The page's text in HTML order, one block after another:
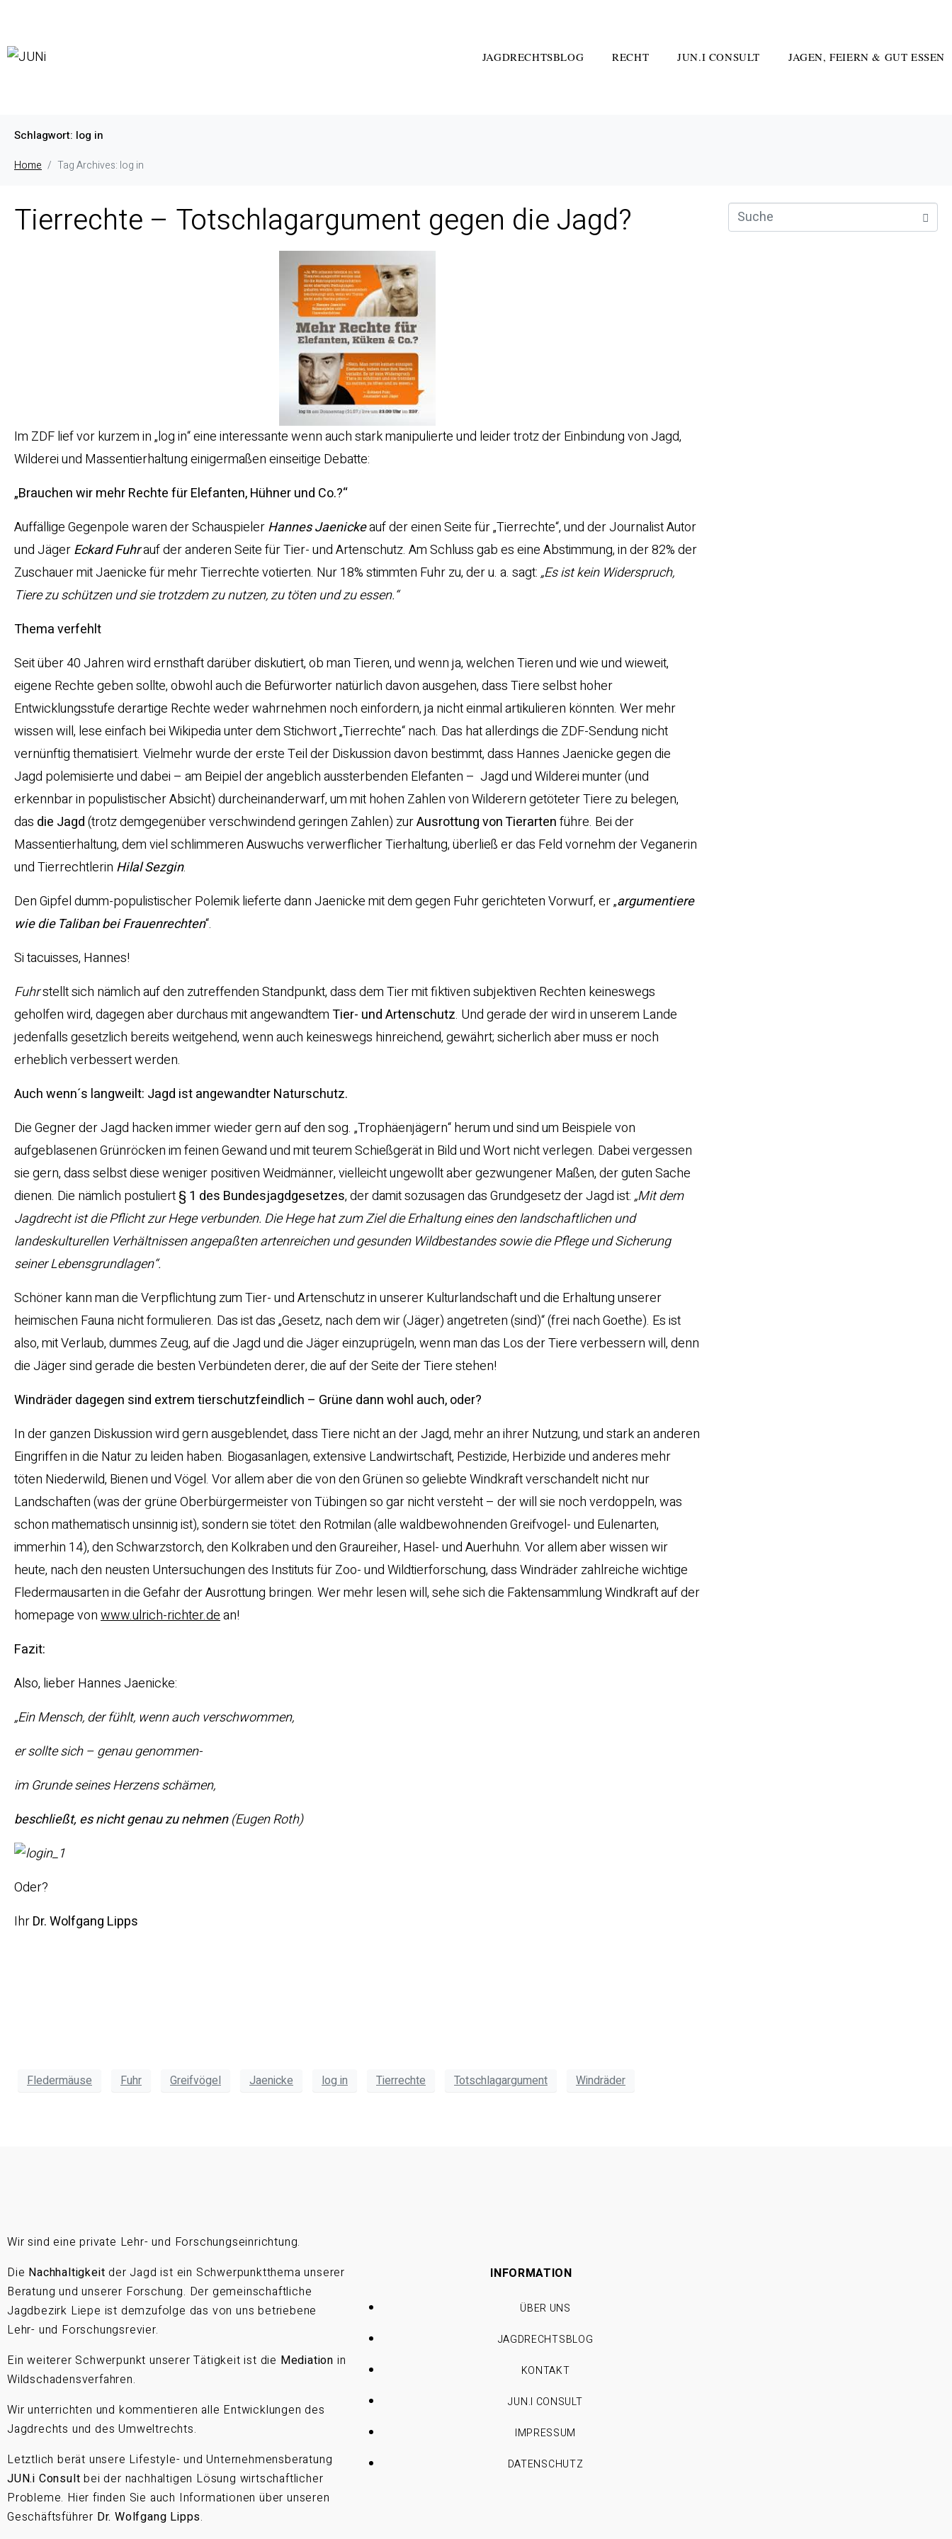
JAGDRECHTSBLOG RECHT JUN.I CONSULT JAGEN, FEIERN & GUT ESSEN
Schlagwort: log in
Home Tag Archives: log in
Tierrechte – Totschlagargument gegen die Jagd?
Im ZDF lief vor kurzem in „log in“ eine interessante wenn auch stark manipulierte und leider trotz der Einbindung von Jagd,
Wilderei und Massentierhaltung einigermaßen einseitige Debatte:
„Brauchen wir mehr Rechte für Elefanten, Hühner und Co.?“
Auffällige Gegenpole waren der SchauspielerHannes Jaenickeauf der einen Seite für „Tierrechte“, und der Journalist Autor
und JägerEckard Fuhrauf der anderen Seite für Tier- und Artenschutz. Am Schluss gab es eine Abstimmung, in der 82% der
Zuschauer mit Jaenicke für mehr Tierrechte votierten. Nur 18% stimmten Fuhr zu, der u. a. sagt:„Es ist kein Widerspruch,
Tiere zu schützen und sie trotzdem zu nutzen, zu töten und zu essen.“
Thema verfehlt
Seit über 40 Jahren wird ernsthaft darüber diskutiert, ob man Tieren, und wenn ja, welchen Tieren und wie und wieweit,
eigene Rechte geben sollte, obwohl auch die Befürworter natürlich davon ausgehen, dass Tiere selbst hoher
Entwicklungsstufe derartige Rechte weder wahrnehmen noch einfordern, ja nicht einmal artikulieren könnten. Wer mehr
wissen will, lese einfach bei Wikipedia unter dem Stichwort „Tierrechte“ nach. Das hat allerdings die ZDF-Sendung nicht
vernünftig thematisiert. Vielmehr wurde der erste Teil der Diskussion davon bestimmt, dass Hannes Jaenicke gegen die
Jagd polemisierte und dabei – am Beipiel der angeblich aussterbenden Elefanten – Jagd und Wilderei munter (und
erkennbar in populistischer Absicht) durcheinanderwarf, um mit hohen Zahlen von Wilderern getöteter Tiere zu belegen,
das die Jagd(trotz demgegenüber verschwindend geringen Zahlen) zurAusrottung von Tierartenführe. Bei der
Massentierhaltung, dem viel schlimmeren Auswuchs verwerflicher Tierhaltung, überließ er das Feld vornehm der Veganerin
und Tierrechtlerin Hilal Sezgin.
Den Gipfel dumm-populistischer Polemik lieferte dann Jaenicke mit dem gegen Fuhr gerichteten Vorwurf, er „argumentiere
wie die Taliban bei Frauenrechten“.
Si tacuisses, Hannes!
Fuhrstellt sich nämlich auf den zutreffenden Standpunkt, dass dem Tier mit fiktiven subjektiven Rechten keineswegs
geholfen wird, dagegen aber durchaus mit angewandtemTier- und Artenschutz. Und gerade der wird in unserem Lande
jedenfalls gesetzlich bereits weitgehend, wenn auch keineswegs hinreichend, gewährt; sicherlich aber muss er noch
erheblich verbessert werden.
Auch wenn´s langweilt: Jagd ist angewandter Naturschutz.
Die Gegner der Jagd hacken immer wieder gern auf den sog. „Trophäenjägern“ herum und sind um Beispiele von
aufgeblasenen Grünröcken im feinen Gewand und mit teurem Schießgerät in Bild und Wort nicht verlegen. Dabei vergessen
sie gern, dass selbst diese weniger positiven Weidmänner, vielleicht ungewollt aber gezwungener Maßen, der guten Sache
dienen. Die nämlich postuliert§ 1 des Bundesjagdgesetzes, der damit sozusagen das Grundgesetz der Jagd ist:„Mit dem
Jagdrecht ist die Pflicht zur Hege verbunden. Die Hege hat zum Ziel die Erhaltung eines den landschaftlichen und
landeskulturellen Verhältnissen angepaßten artenreichen und gesunden Wildbestandes sowie die Pflege und Sicherung
seiner Lebensgrundlagen“.
Schöner kann man die Verpflichtung zum Tier- und Artenschutz in unserer Kulturlandschaft und die Erhaltung unserer
heimischen Fauna nicht formulieren. Das ist das „Gesetz, nach dem wir (Jäger) angetreten (sind)“ (frei nach Goethe). Es ist
also, mit Verlaub, dummes Zeug, auf die Jagd und die Jäger einzuprügeln, wenn man das Los der Tiere verbessern will, denn
die Jäger sind gerade die besten Verbündeten derer, die auf der Seite der Tiere stehen!
Windräder dagegen sind extrem tierschutzfeindlich – Grüne dann wohl auch, oder?
In der ganzen Diskussion wird gern ausgeblendet, dass Tiere nicht an der Jagd, mehr an ihrer Nutzung, und stark an anderen
Eingriffen in die Natur zu leiden haben. Biogasanlagen, extensive Landwirtschaft, Pestizide, Herbizide und anderes mehr
töten Niederwild, Bienen und Vögel. Vor allem aber die von den Grünen so geliebte Windkraft verschandelt nicht nur
Landschaften (was der grüne Oberbürgermeister von Tübingen so gar nicht versteht – der will sie noch verdoppeln, was
schon mathematisch unsinnig ist), sondern sie tötet: den Rotmilan (alle waldbewohnenden Greifvogel- und Eulenarten,
immerhin 14), den Schwarzstorch, den Kolkraben und den Graureiher, Hasel- und Auerhuhn. Vor allem aber wissen wir
heute, nach den neusten Untersuchungen des Instituts für Zoo- und Wildtierforschung, dass Windräder zahlreiche wichtige
Fledermausarten in die Gefahr der Ausrottung bringen. Wer mehr lesen will, sehe sich die Faktensammlung Windkraft auf der
homepage vonwww.ulrich-richter.dean!
Fazit:
Also, lieber Hannes Jaenicke:
„Ein Mensch, der fühlt, wenn auch verschwommen,
er sollte sich – genau genommen-
im Grunde seines Herzens schämen,
beschließt, es nicht genau zu nehmen(Eugen Roth)
Oder?
IhrDr. Wolfgang Lipps
Fledermäuse Fuhr Greifvögel Jaenicke log in Tierrechte Totschlagargument Windräder
Wir sind eine private Lehr- und Forschungseinrichtung.
Die Nachhaltigkeit der Jagd ist ein Schwerpunktthema unserer
Beratung und unserer Forschung. Der gemeinschaftliche
Jagdbezirk Liepe ist demzufolge das von uns betriebene
Lehr- und Forschungsrevier.
Ein weiterer Schwerpunkt unserer Tätigkeit ist die Mediation in
Wildschadensverfahren.
Wir unterrichten und kommentieren alle Entwicklungen des
Jagdrechts und des Umweltrechts.
Letztlich berät unsere Lifestyle- und Unternehmensberatung
JUN.i Consult bei der nachhaltigen Lösung wirtschaftlicher
Probleme. Hier finden Sie auch Informationen über unseren
Geschäftsführer Dr. Wolfgang Lipps.
INFORMATION
ÜBER UNS
JAGDRECHTSBLOG
KONTAKT
JUN.I CONSULT
IMPRESSUM
DATENSCHUTZ